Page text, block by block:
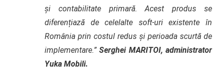
și contabilitate primară. Acest produs se
diferențiază de celelalte soft-uri existente în
România prin costul redus și perioada scurtă de
implementare.”Serghei MARITOI, administrator
Yuka Mobili.